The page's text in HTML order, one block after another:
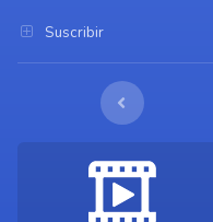
Suscribir